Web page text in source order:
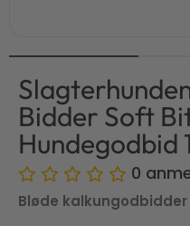
Bidder Soft
Hundegodbid
0
Bløde